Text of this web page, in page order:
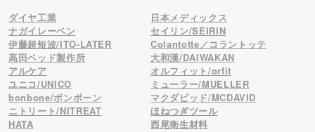
ダイヤ工業
日本メディックス
ナガイレーベン
セイリン/SEIRIN
伊藤超短波/ITO-LATER
Colantotte／コラントッテ
高田ベッド製作所
大和漢/DAIWAKAN
アルケア
オルフィット/orfit
ユニコ/UNICO
ミューラー/MUELLER
bonbone/ボンボーン
マクダビッド/MCDAVID
ニトリート/NITREAT
ほねつぎツール
HATA
西尾衛生材料